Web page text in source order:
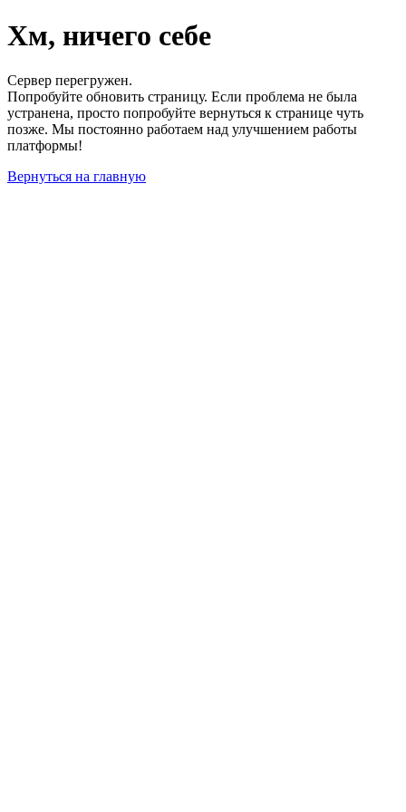
Хм, ничего себе
Сервер перегружен.
Попробуйте обновить страницу. Если проблема не была
устранена, просто попробуйте вернуться к странице чуть
позже. Мы постоянно работаем над улучшением работы
платформы!
Вернуться на главную